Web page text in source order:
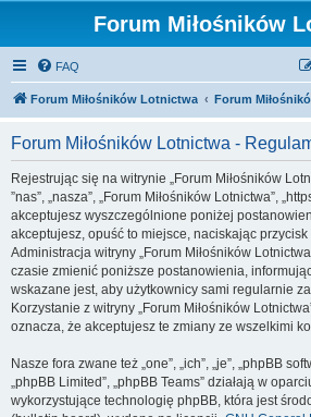
Forum Miłośników
FAQ
Forum Miłośników Lotnictwa Forum
Forum Miłośników Lotnictwa -
Rejestrując się na witrynie „Forum Miłośników
”nas”, „nasza”, „Forum Miłośników Lotnictwa”,
akceptujesz wyszczególnione poniżej
akceptujesz, opuść to miejsce, naciskając przycisk
Administracja witryny „Forum Miłośników
czasie zmienić poniższe postanowienia,
wskazane jest, aby użytkownicy sami regularnie
Korzystanie z witryny „Forum Miłośników
oznacza, że akceptujesz te zmiany ze wszelkimi
Nasze fora zwane też „one”, „ich”, „je”, „phpBB
„phpBB Limited”, „phpBB Teams” działają w
wykorzystujące technologię phpBB, która jest